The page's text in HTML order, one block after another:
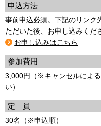
申込方法
事前申込必須。下記のリンク
ただいた後、お申し込みくだ
お申し込みはこちら
参加費用
3,000円（※キャンセルによ
い）
定 員
30名（※申込順）